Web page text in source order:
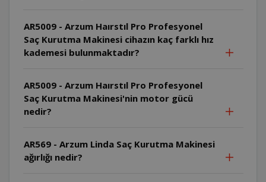
AR5009 - Arzum Haırstıl Pro Profesyonel
Saç Kurutma Makinesi cihazın kaç farklı hız
kademesi bulunmaktadır?
AR5009 - Arzum Haırstıl Pro Profesyonel
Saç Kurutma Makinesi'nin motor gücü
nedir?
AR569 - Arzum Linda Saç Kurutma Makinesi
ağırlığı nedir?